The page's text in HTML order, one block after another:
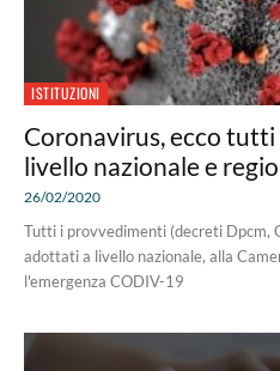
ISTITUZIONI
Coronavirus, ecco
livello nazionale e
26/02/2020
Tutti i provvedimenti (decreti Dpcm,
adottati a livello nazionale, alla
l'emergenza CODIV-19